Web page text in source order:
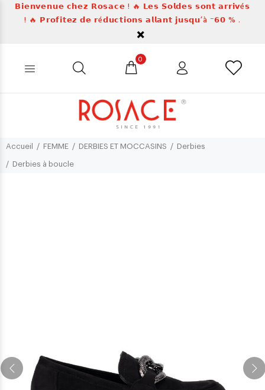
𝗕𝗶𝗲𝗻𝘃𝗲𝗻𝘂𝗲 𝗰𝗵𝗲𝘇 𝗥𝗼𝘀𝗮𝗰𝗲 ! 🔥 𝗟𝗲𝘀 𝗦𝗼𝗹𝗱𝗲𝘀 𝘀𝗼𝗻𝘁 𝗮𝗿𝗿𝗶𝘃é𝘀
! 🔥 𝗣𝗿𝗼𝗳𝗶𝘁𝗲𝘇 𝗱𝗲 𝗿é𝗱𝘂𝗰𝘁𝗶𝗼𝗻𝘀 𝗮𝗹𝗹𝗮𝗻𝘁 𝗷𝘂𝘀𝗾𝘂’à ⁻𝟲𝟬 % .
0
Accueil FEMME DERBIES ET MOCCASINS Derbies
Derbies à boucle